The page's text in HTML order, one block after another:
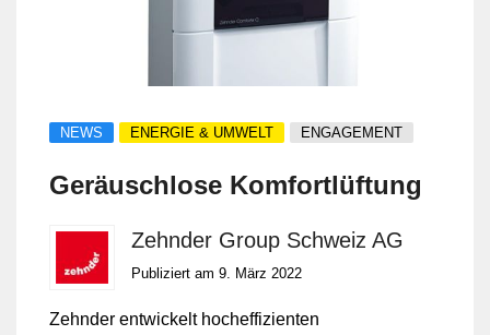
NEWS ENERGIE & UMWELT ENGAGEMENT
Geräuschlose Komfortlüftung
Zehnder Group Schweiz AG
Publiziert am 9. März 2022
Zehnder entwickelt hocheffizienten